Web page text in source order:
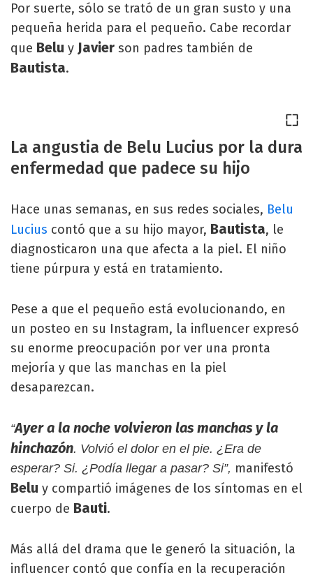
Por suerte, sólo se trató de un gran susto y una
pequeña herida para el pequeño. Cabe recordar
que Belu y Javier son padres también de
Bautista.
La angustia de Belu Lucius por la dura
enfermedad que padece su hijo
Hace unas semanas, en sus redes sociales, Belu
Lucius contó que a su hijo mayor, Bautista, le
diagnosticaron una que afecta a la piel. El niño
tiene púrpura y está en tratamiento.
Pese a que el pequeño está evolucionando, en
un posteo en su Instagram, la influencer expresó
su enorme preocupación por ver una pronta
mejoría y que las manchas en la piel
desaparezcan.
“Ayer a la noche volvieron las manchas y la
hinchazón. Volvió el dolor en el pie. ¿Era de
esperar? Si. ¿Podía llegar a pasar? Si”, manifestó
Belu y compartió imágenes de los síntomas en el
cuerpo de Bauti.
Más allá del drama que le generó la situación, la
influencer contó que confía en la recuperación